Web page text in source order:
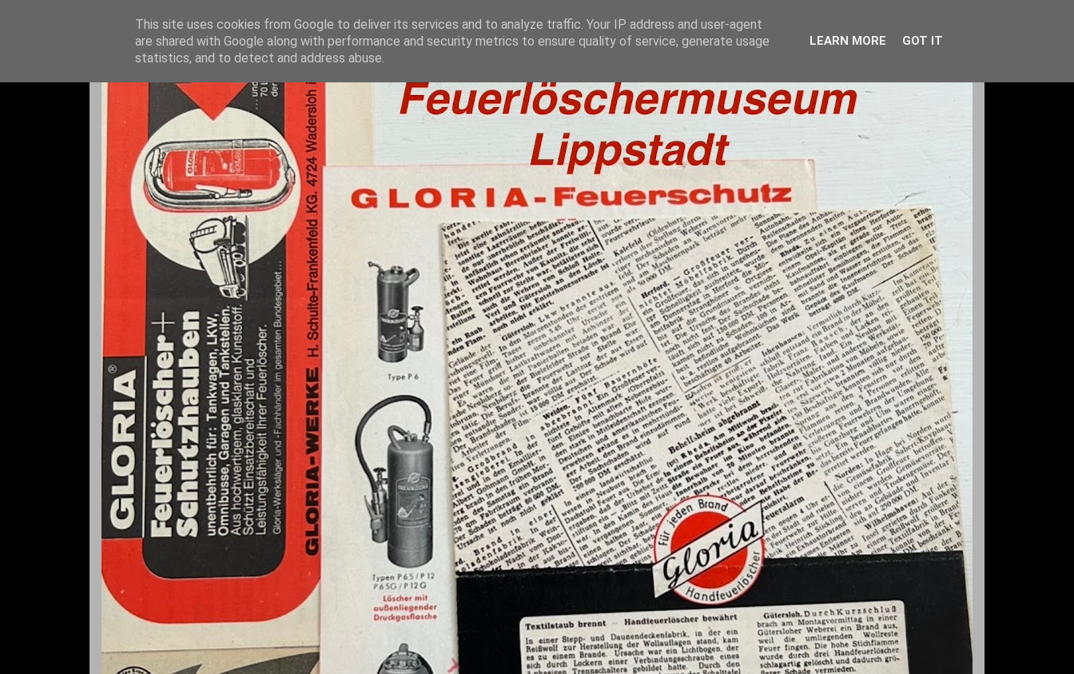
This site uses cookies from Google to deliver its services and to analyze traffic. Your IP address and user-agent
are shared with Google along with performance and security metrics to ensure quality of service, generate usage
statistics, and to detect and address abuse.
LEARN MORE GOT IT